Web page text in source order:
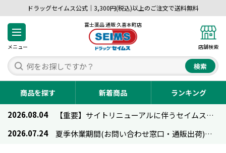
ドラッグセイムス公式｜3,300円(税込)以上のご注文で送料無料
メニュー
富士薬品 通販 久喜本町店
店舗検索
検索
商品を探す 新着商品 ランキング
2026.08.04
【重要】サイトリニューアルに伴うセイムス通販のご利用について
2026.07.24
夏季休業期間(お問い合わせ窓口・通販出荷)のお知らせ